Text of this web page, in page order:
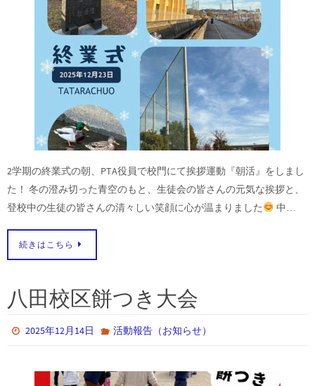
2学期の終業式の朝、PTA役員で校門にて挨拶運動『朝活』をしまし
た！ 冬の澄み切った青空のもと、生徒会の皆さんの元気な挨拶と、
登校中の生徒の皆さんの清々しい笑顔に心が温まりました
中…
続きはこちら
八田校区餅つき大会
2025年12月14日 活動報告（お知らせ）